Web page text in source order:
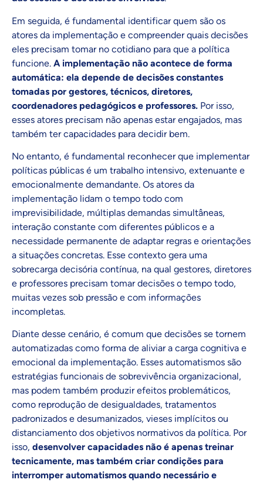
Em seguida, é fundamental identificar quem são os
atores da implementação e compreender quais decisões
eles precisam tomar no cotidiano para que a política
funcione. A implementação não acontece de forma
automática: ela depende de decisões constantes
tomadas por gestores, técnicos, diretores,
coordenadores pedagógicos e professores. Por isso,
esses atores precisam não apenas estar engajados, mas
também ter capacidades para decidir bem.
No entanto, é fundamental reconhecer que implementar
políticas públicas é um trabalho intensivo, extenuante e
emocionalmente demandante. Os atores da
implementação lidam o tempo todo com
imprevisibilidade, múltiplas demandas simultâneas,
interação constante com diferentes públicos e a
necessidade permanente de adaptar regras e orientações
a situações concretas. Esse contexto gera uma
sobrecarga decisória contínua, na qual gestores, diretores
e professores precisam tomar decisões o tempo todo,
muitas vezes sob pressão e com informações
incompletas.
Diante desse cenário, é comum que decisões se tornem
automatizadas como forma de aliviar a carga cognitiva e
emocional da implementação. Esses automatismos são
estratégias funcionais de sobrevivência organizacional,
mas podem também produzir efeitos problemáticos,
como reprodução de desigualdades, tratamentos
padronizados e desumanizados, vieses implícitos ou
distanciamento dos objetivos normativos da política. Por
isso, desenvolver capacidades não é apenas treinar
tecnicamente, mas também criar condições para
interromper automatismos quando necessário e